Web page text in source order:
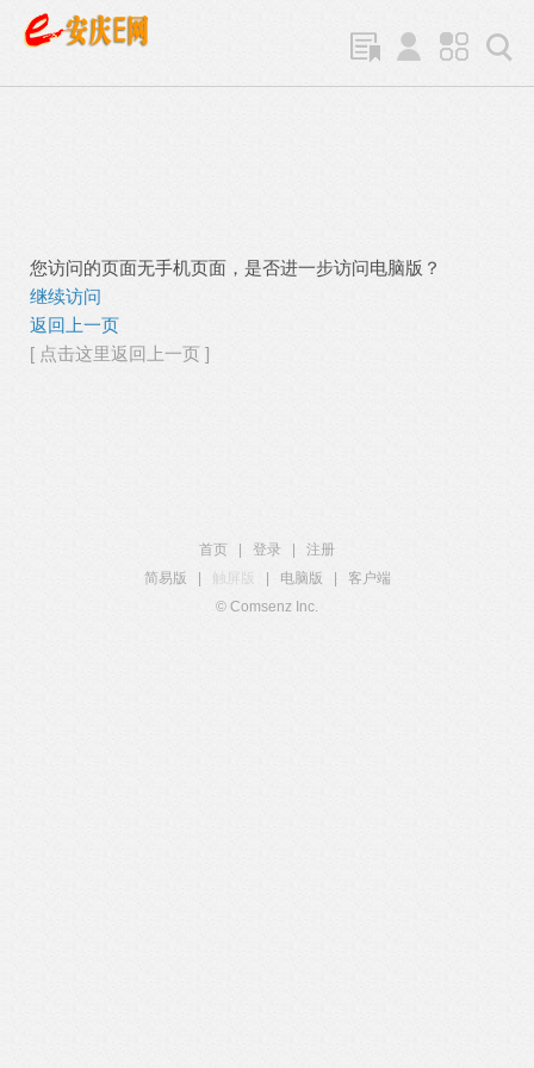
您访问的页面无手机页面，是否进一步访问电脑版？
继续访问
返回上一页
[ 点击这里返回上一页 ]
首页 登录
注册
简易版
触屏版 电脑版
客户端
© Comsenz Inc.